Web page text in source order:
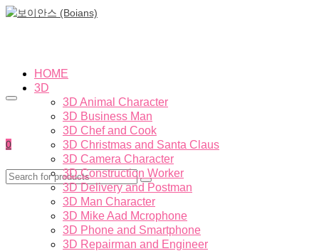
0
HOME
3D
3D Animal Character
3D Business Man
3D Chef and Cook
3D Christmas and Santa Claus
3D Camera Character
3D Construction Worker
3D Delivery and Postman
3D Man Character
3D Mike Aad Mcrophone
3D Phone and Smartphone
3D Repairman and Engineer